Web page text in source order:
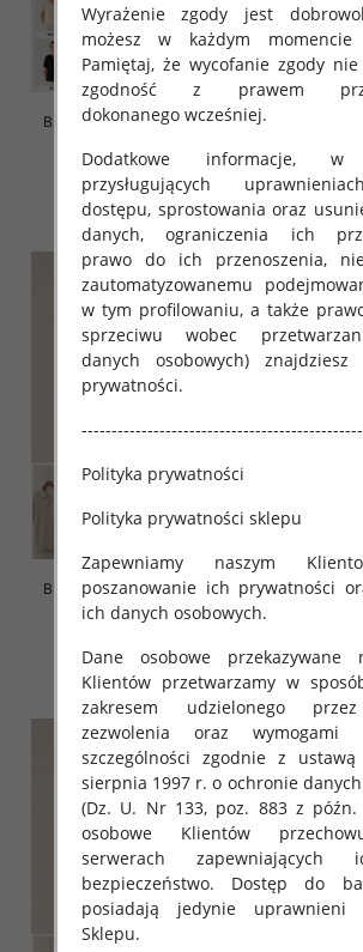
Bluzki damskie Roz S/M-L/XL ,
42.00 zł
szczegóły
Bluzki
Mix
Bluzki damskie Roz S/M-L/XL ,
Mix Kolor Paczka 10 szt
Bluzki
Mix
Wyrażenie zgody jest
możesz w każdym
Pamiętaj, że wycofanie zgody nie
zgodność z prawem
dokonanego wcześniej.
Dodatkowe informacje,
przysługujących
dostępu, sprostowania oraz
danych, ograniczenia ich
prawo do ich przenoszenia,
zautomatyzowanemu
w tym profilowaniu, a także
sprzeciwu wobec
danych osobowych)
prywatności.
Polityka prywatności
Polityka prywatności sklepu
Zapewniamy naszym
poszanowanie ich prywatności
ich danych osobowych.
Dane osobowe przekazywane
Klientów przetwarzamy w
zakresem udzielonego
zezwolenia oraz
szczególności zgodnie z
sierpnia 1997 r. o ochronie
(Dz. U. Nr 133, poz. 883 z późn.
osobowe Klientów
serwerach zapewniających
bezpieczeństwo. Dostęp do
posiadają jedynie uprawnieni
Sklepu.